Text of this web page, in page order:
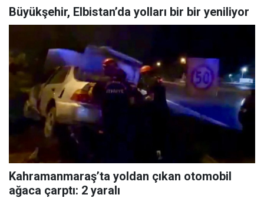
Büyükşehir, Elbistan’da yolları bir bir yeniliyor
Kahramanmaraş’ta yoldan çıkan otomobil
ağaca çarptı: 2 yaralı